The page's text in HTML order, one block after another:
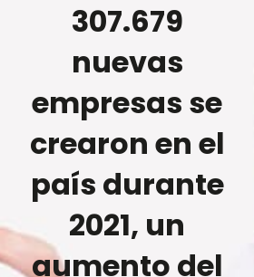
307.679
nuevas
empresas se
crearon en el
país durante
2021, un
aumento del